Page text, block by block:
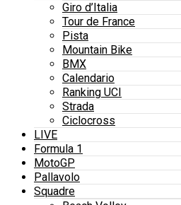
Giro d’Italia
Tour de France
Pista
Mountain Bike
BMX
Calendario
Ranking UCI
Strada
Ciclocross
LIVE
Formula 1
MotoGP
Pallavolo
Squadre